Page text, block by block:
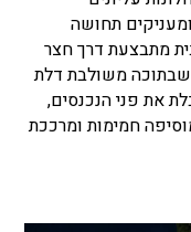
תחושה
מתבצעת דרך חצר
שבתוכה משולבת דלת
את פני הנכנסים,
חמימות ומרככת